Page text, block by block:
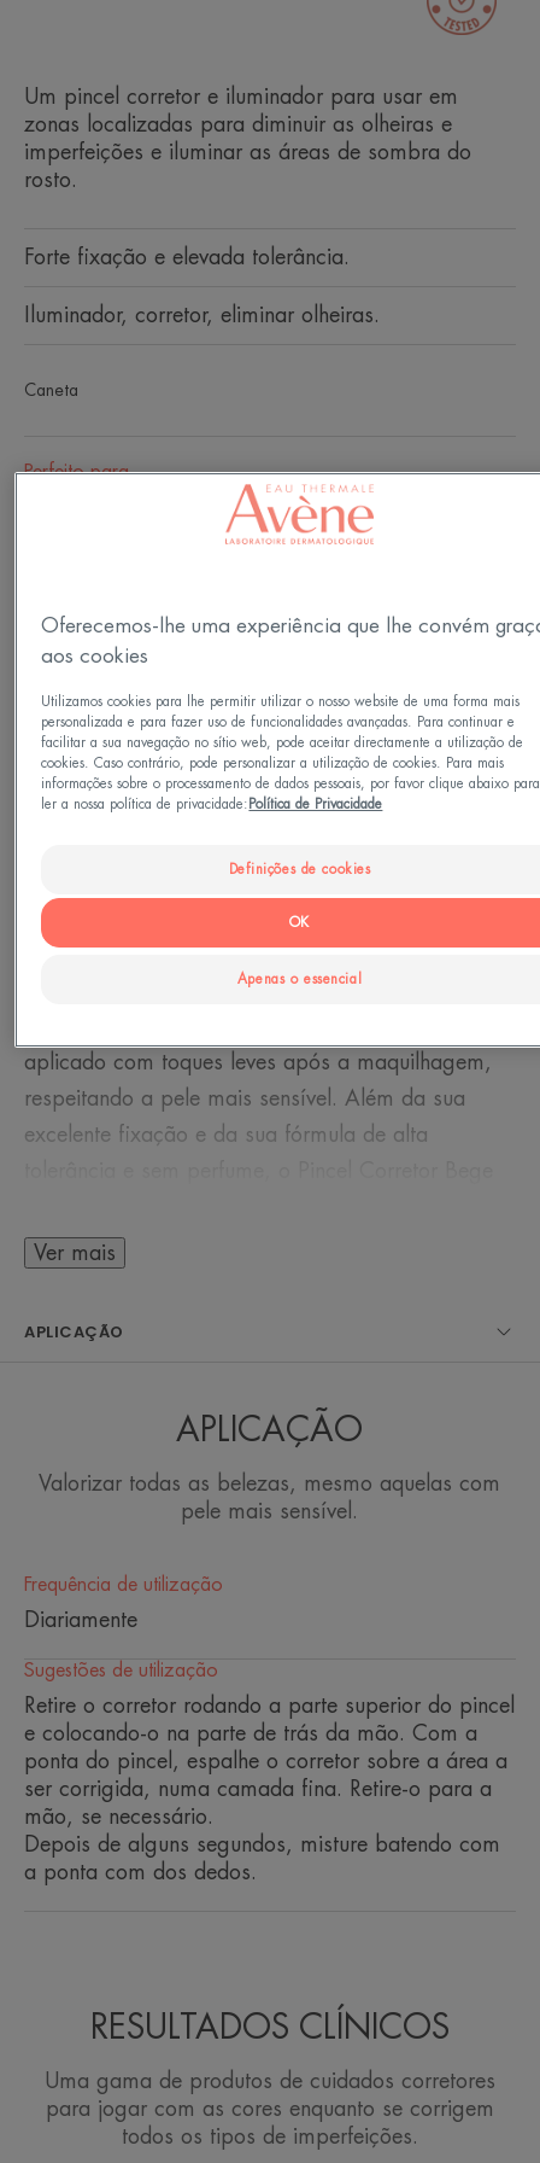
Um pincel corretor e iluminador para usar em
zonas localizadas para diminuir as olheiras e
imperfeições e iluminar as áreas de sombra do
rosto.
Forte fixação e elevada tolerância.
Iluminador, corretor, eliminar olheiras.
Caneta
Perfeito para
Pele com imperfeições - Pele sensível
Necessidades
Tez uniforme - Anti-inchaço
O Couvrance Pincel Corretor Bege esconde
eficazmente as imperfeições localizadas da pele e
ilumina as áreas de sombra do rosto. Com a sua
textura fina e cobertura leve a moderada, disfarça
aplicado com toques leves após a maquilhagem,
respeitando a pele mais sensível. Além da sua
excelente fixação e da sua fórmula de alta
já fragilizada dos raios solares. É resistente à
ALGUMAS PALAVRAS DO NOSSO
ESPECIALISTA
corretor, iluminador e
uniformizador do tom de pele.
Vantagem
O Couvrance Pincel Corretor Bege esconde
eficazmente as imperfeições localizadas da pele e
ilumina as áreas de sombra do rosto. A sua textura
Benefícios
• CORRIGE imperfeições. A textura leve e a
cobertura disfarçam áreas escuras do rosto,
olheiras, imperfeições localizadas e vermelhidão. O
Ver mais
APLICAÇÃO
APLICAÇÃO
Valorizar todas as belezas, mesmo aquelas com
pele mais sensível.
Frequência de utilização
Diariamente
Sugestões de utilização
Retire o corretor rodando a parte superior do pincel
e colocando-o na parte de trás da mão. Com a
ponta do pincel, espalhe o corretor sobre a área a
ser corrigida, numa camada fina. Retire-o para a
mão, se necessário.
Depois de alguns segundos, misture batendo com
a ponta com dos dedos.
RESULTADOS CLÍNICOS
Uma gama de produtos de cuidados corretores
para jogar com as cores enquanto se corrigem
todos os tipos de imperfeições.
Oferecemos-lhe uma experiência que lhe convém
aos cookies
Utilizamos cookies para lhe permitir utilizar o nosso website de uma forma mais
personalizada e para fazer uso de funcionalidades avançadas. Para continuar e
facilitar a sua navegação no sítio web, pode aceitar directamente a utilização de
cookies. Caso contrário, pode personalizar a utilização de cookies. Para mais
informações sobre o processamento de dados pessoais, por favor clique abaixo para
ler a nossa política de privacidade: Política de Privacidade
Definições de cookies
Apenas o essencial
OK